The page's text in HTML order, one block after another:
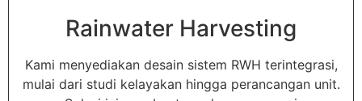
Rainwater Harvesting
Kami menyediakan desain sistem RWH terintegrasi,
mulai dari studi kelayakan hingga perancangan unit.